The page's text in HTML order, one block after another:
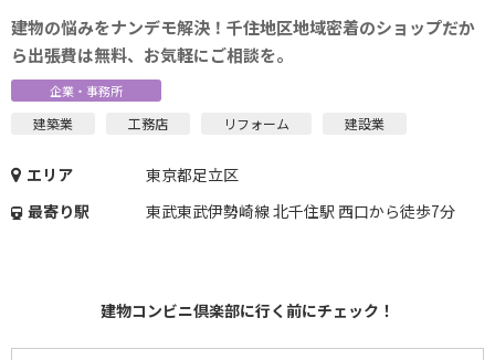
建物の悩みをナンデモ解決！千住地区地域密着のショップだか
ら出張費は無料、お気軽にご相談を。
企業・事務所
建築業 工務店 リフォーム 建設業
エリア
東京都足立区
最寄り駅
東武東武伊勢崎線 北千住駅 西口から徒歩7分
建物コンビニ倶楽部に行く前にチェック！